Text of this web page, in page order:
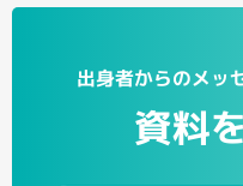
出身者からのメッ
資料